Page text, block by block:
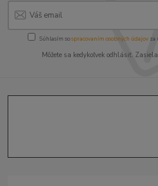
Súhlasím sospracovaním osobných údajov za
Môžete sa kedykoľvek odhlásiť.